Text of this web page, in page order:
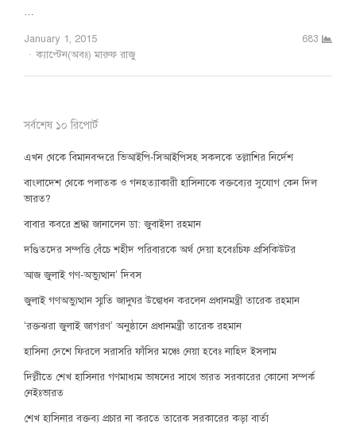
…
January 1, 2015
Author
ক্যাপ্টেন(অবঃ) মারুফ রাজু
683
সর্বশেষ ১০ রিপোর্ট
এখন থেকে বিমানবন্দরে ভিআইপি-সিআইপিসহ সকলকে তল্লাশির নির্দেশ
বাংলাদেশ থেকে পলাতক ও গনহত্যাকারী হাসিনাকে বক্তব্যের সুযোগ কেন দিল
ভারত?
বাবার কবরে শ্রদ্ধা জানালেন ডা: জুবাইদা রহমান
দণ্ডিতদের সম্পত্তি বেঁচে শহীদ পরিবারকে অর্থ দেয়া হবেঃচিফ প্রসিকিউটর
আজ জুলাই গণ-অভ্যুত্থান’ দিবস
জুলাই গণঅভ্যুত্থান স্মৃতি জাদুঘর উদ্বোধন করলেন প্রধানমন্ত্রী তারেক রহমান
‘রক্তঝরা জুলাই জাগরণ’ অনুষ্ঠানে প্রধানমন্ত্রী তারেক রহমান
হাসিনা দেশে ফিরলে সরাসরি ফাঁসির মঞ্চে নেয়া হবেঃ নাহিদ ইসলাম
দিল্লীতে শেখ হাসিনার গণমাধ্যম ভাষনের সাথে ভারত সরকারের কোনো সম্পর্ক
নেইঃভারত
শেখ হাসিনার বক্তব্য প্রচার না করতে তারেক সরকারের কড়া বার্তা